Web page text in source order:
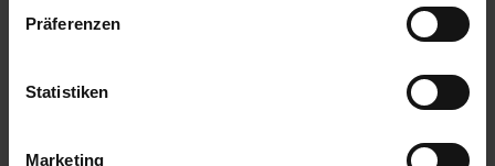
Präferenzen
Statistiken
Marketing
Auf Lager
ab Mittwoch, 12. August 2026
Menge
QTY_CONTROL_DECREASE
IN DEN WARENKORB